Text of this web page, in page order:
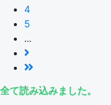
4
5
...
全て読み込みました。